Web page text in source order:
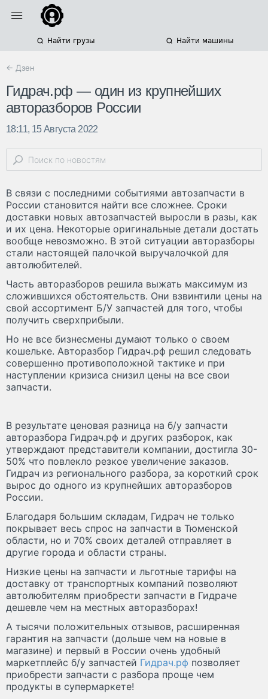
Найти грузы Найти машины
← Дзен
Гидрач.рф — один из крупнейших
авторазборов России
18:11, 15 Августа 2022
В связи с последними событиями автозапчасти в
России становится найти все сложнее. Сроки
доставки новых автозапчастей выросли в разы, как
и их цена. Некоторые оригинальные детали достать
вообще невозможно. В этой ситуации авторазборы
стали настоящей палочкой выручалочкой для
автолюбителей.
Часть авторазборов решила выжать максимум из
сложившихся обстоятельств. Они взвинтили цены на
свой ассортимент Б/У запчастей для того, чтобы
получить сверхприбыли.
Но не все бизнесмены думают только о своем
кошельке. Авторазбор Гидрач.рф решил следовать
совершенно противоположной тактике и при
наступлении кризиса снизил цены на все свои
запчасти.
В результате ценовая разница на б/у запчасти
авторазбора Гидрач.рф и других разборок, как
утверждают представители компании, достигла 30-
50% что повлекло резкое увеличение заказов.
Гидрач из регионального разбора, за короткий срок
вырос до одного из крупнейших авторазборов
России.
Благодаря большим складам, Гидрач не только
покрывает весь спрос на запчасти в Тюменской
области, но и 70% своих деталей отправляет в
другие города и области страны.
Низкие цены на запчасти и льготные тарифы на
доставку от транспортных компаний позволяют
автолюбителям приобрести запчасти в Гидраче
дешевле чем на местных авторазборах!
А тысячи положительных отзывов, расширенная
гарантия на запчасти (дольше чем на новые в
магазине) и первый в России очень удобный
маркетплейс б/у запчастей Гидрач.рф позволяет
приобрести запчасти с разбора проще чем
продукты в супермаркете!